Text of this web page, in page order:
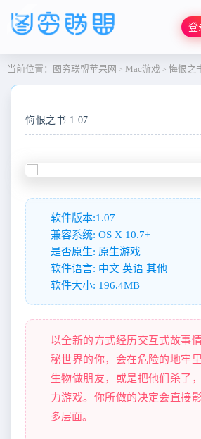
登
当前位置： 图穷联盟苹果网 > Mac游戏 > 悔恨之
悔恨之书 1.07
软件版本:1.07
兼容系统: OS X 10.7+
是否原生: 原生游戏
软件语言: 中文 英语 其他
软件大小: 196.4MB
以全新的方式经历交互式故事
秘世界的你，会在危险的地牢
生物做朋友，或是把他们杀了
力游戏。你所做的决定会直接
多层面。